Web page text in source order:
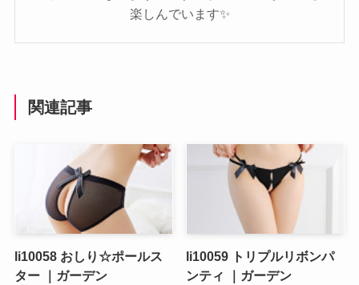
楽しんでいます✨️
関連記事
li10058 おしり☆ポールス
ター ｜ガーデン
li10059 トリプルリボンパ
ンティ ｜ガーデン